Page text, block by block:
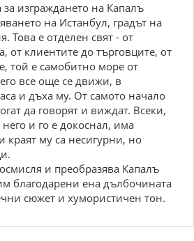
изграждането на Капалъ
на Истанбул, градът на
Това е отделен свят - от
от клиентите до търговците, от
той е самобитно море от
все още се движи, в
и дъха му. От самото начало
да говорят и виждат. Всеки,
и го е докоснал, има
краят му са несигурни, но
и преобразява Капалъ
благодарени ена дълбочината
сюжет и хумористичен тон.